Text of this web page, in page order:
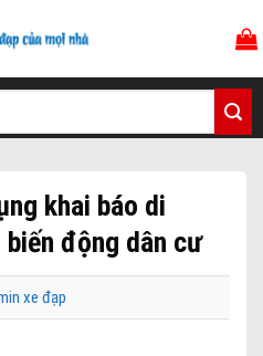
khai báo di
động dân cư
xe đạp